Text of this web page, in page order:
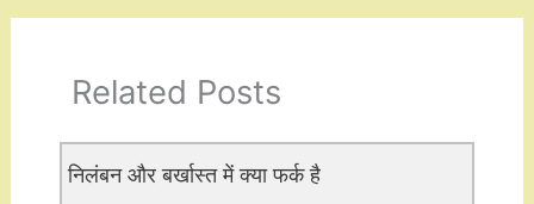
Related Posts
निलंबन और बर्खास्त में क्या फर्क है